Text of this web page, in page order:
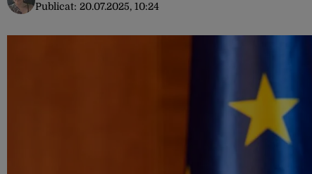
Publicat: 20.07.2025, 10:24